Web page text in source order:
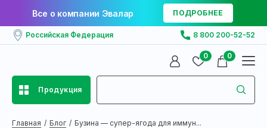
Все о компании Эвалар ПОДРОБНЕЕ
Российская Федерация 8 800 200-52-52
0 0
Продукция
Главная Блог Бузина — супер-ягода для иммун...